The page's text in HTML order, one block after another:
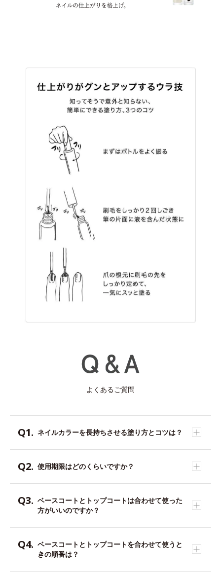
よくあるご質問
ネイルカラーを長持ちさせる塗り方とコツは？
使用期限はどのくらいですか？
ベースコートとトップコートは合わせて使った
方がいいのですか？
ベースコートとトップコートを合わせて使うと
きの順番は？